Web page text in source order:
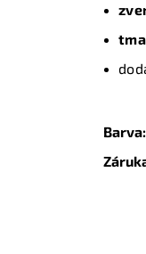
Barva: